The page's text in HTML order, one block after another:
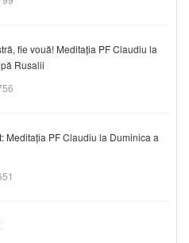
fie vouă! Meditația PF Claudiu la
Rusalii
Meditația PF Claudiu la Duminica a